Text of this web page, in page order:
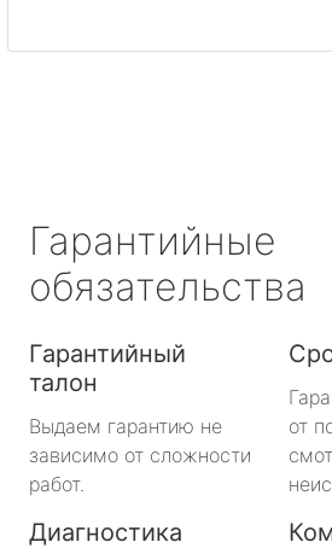
Гарантийные
обязательства
Гарантийный
талон
Выдаем гарантию не
зависимо от сложности
работ.
от
Диагностика